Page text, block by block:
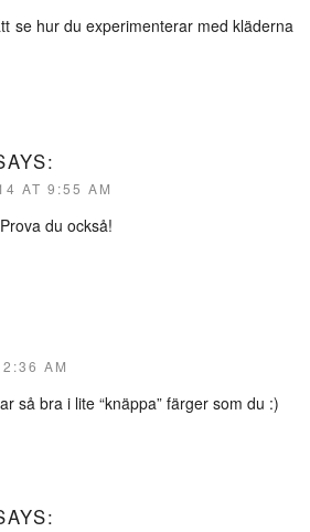
se hur du experimenterar med kläderna
AT 9:55 AM
du också!
AM
så bra i lite “knäppa” färger som du :)